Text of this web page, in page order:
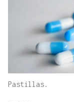
Pastillas.